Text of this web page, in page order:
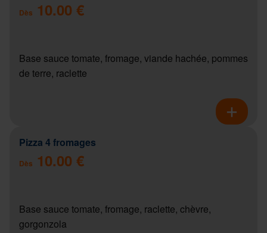
Dès 10.00 €
Base sauce tomate, fromage, viande hachée, pommes
de terre, raclette
Pizza 4 fromages
Dès 10.00 €
Base sauce tomate, fromage, raclette, chèvre,
gorgonzola